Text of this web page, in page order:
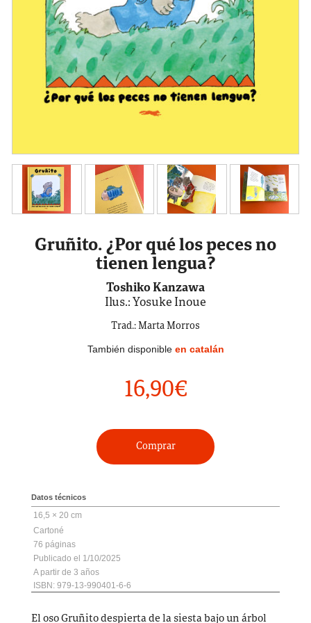
Gruñito. ¿Por qué los peces no
tienen lengua?
Toshiko Kanzawa
Ilus.: Yosuke Inoue
Trad.: Marta Morros
También disponible en catalán
16,90€
Comprar
Datos técnicos
16,5 × 20 cm
Cartoné
76
1/10/2025
3
ISBN: 979-13-990401-6-6
El oso Gruñito despierta de la siesta bajo un árbol